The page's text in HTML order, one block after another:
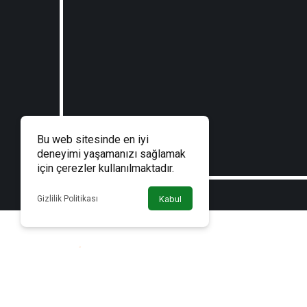
Bu web sitesinde en iyi
deneyimi yaşamanızı sağlamak
için çerezler kullanılmaktadır.
Gizlilik Politikası Kabul